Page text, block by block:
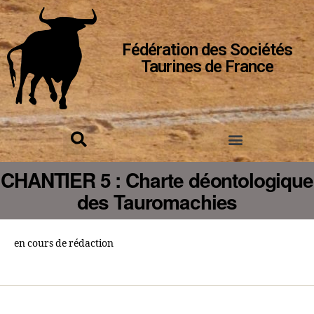
Fédération des Sociétés
Taurines de France
CHANTIER 5 : Charte déontologique
des Tauromachies
en cours de rédaction